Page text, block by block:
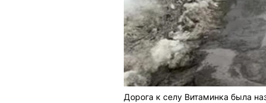
Дорога к селу Витаминка была